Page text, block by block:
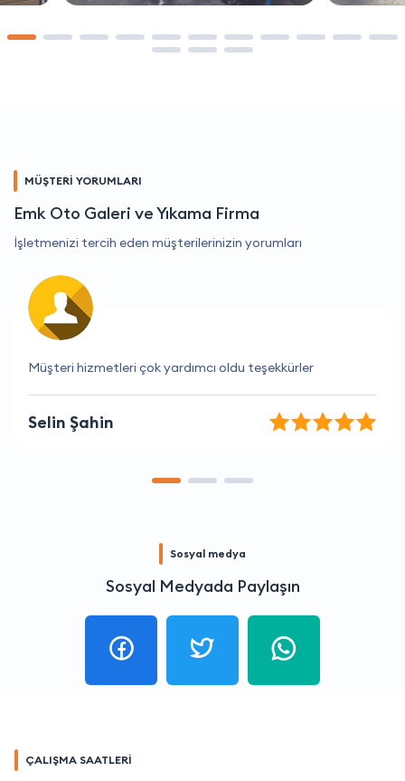
MÜŞTERİ YORUMLARI
Emk Oto Galeri ve Yıkama Firma
İşletmenizi tercih eden müşterilerinizin yorumları
İstediğim hizmeti kolayca ve hızlı bir şekilde buldum.
Doğan Altun
Sosyal medya
Sosyal Medyada Paylaşın
ÇALIŞMA SAATLERİ